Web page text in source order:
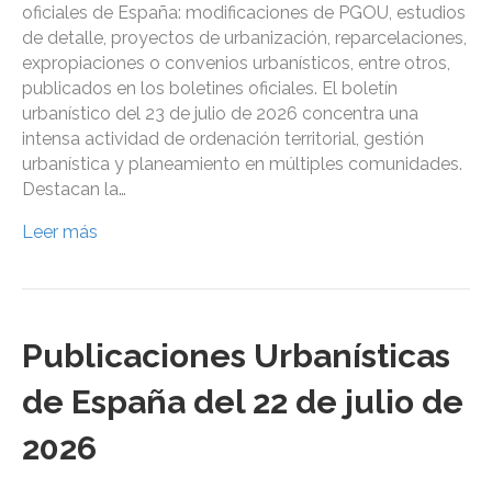
oficiales de España: modificaciones de PGOU, estudios
de detalle, proyectos de urbanización, reparcelaciones,
expropiaciones o convenios urbanísticos, entre otros,
publicados en los boletines oficiales. El boletín
urbanístico del 23 de julio de 2026 concentra una
intensa actividad de ordenación territorial, gestión
urbanística y planeamiento en múltiples comunidades.
Destacan la…
Leer más
Publicaciones Urbanísticas
de España del 22 de julio de
2026